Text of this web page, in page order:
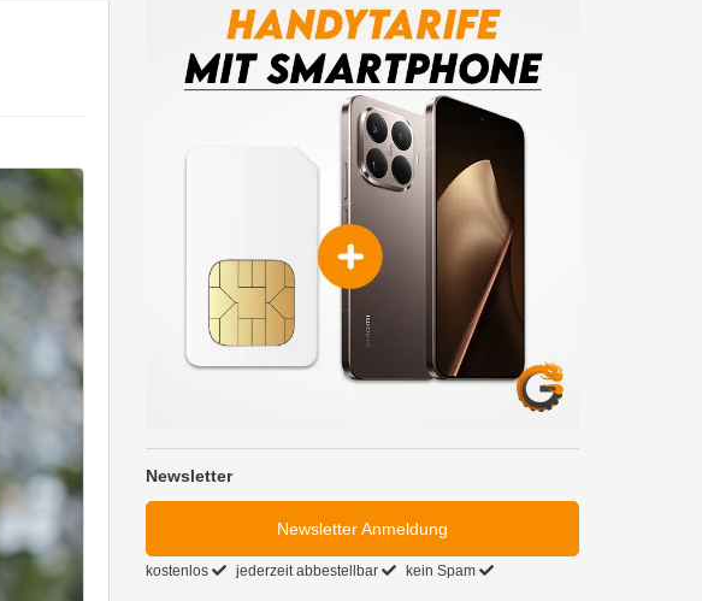
Newsletter
Newsletter Anmeldung
kostenlos jederzeit abbestellbar kein Spam